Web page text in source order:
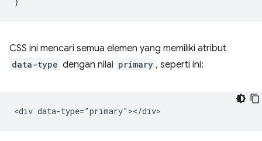
CSS ini mencari semua elemen yang memiliki atribut
data-type dengan nilai primary , seperti ini: